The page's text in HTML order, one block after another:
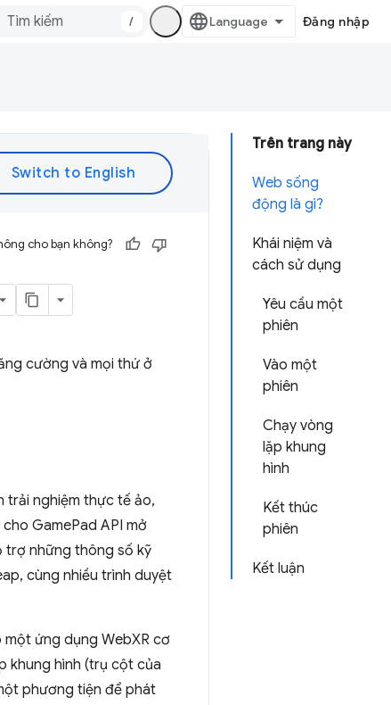
/ Đăng nhập
Trên trang này
Web sống
động là gì?
Khái niệm và
cách sử dụng
Yêu cầu một
phiên
Vào một
phiên
Chạy vòng
lặp khung
hình
Kết thúc
phiên
Kết luận
cho bạn không?
cường và mọi thứ ở
trải nghiệm thực tế ảo,
GamePad API mở
trợ những thông số kỹ
cùng nhiều trình duyệt
ứng dụng WebXR cơ
khung hình (trụ cột của
phương tiện để phát